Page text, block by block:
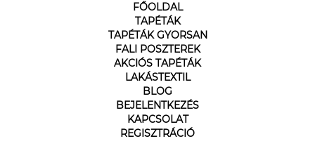
FŐOLDAL
TAPÉTÁK
TAPÉTÁK GYORSAN
FALI POSZTEREK
AKCIÓS TAPÉTÁK
LAKÁSTEXTIL
BLOG
BEJELENTKEZÉS
KAPCSOLAT
REGISZTRÁCIÓ